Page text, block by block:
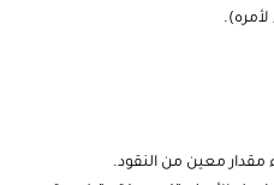
معين من النقود.